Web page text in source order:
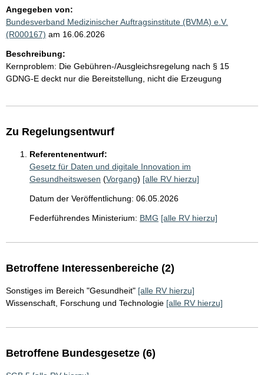
Angegeben von:
Bundesverband Medizinischer Auftragsinstitute (BVMA) e.V.
(R000167) am 16.06.2026
Beschreibung:
Kernproblem: Die Gebühren-/Ausgleichsregelung nach § 15
GDNG-E deckt nur die Bereitstellung, nicht die Erzeugung
Zu Regelungsentwurf
Referentenentwurf:
Gesetz für Daten und digitale Innovation im
Gesundheitswesen (Vorgang) [alle RV hierzu]
Datum der Veröffentlichung: 06.05.2026
Federführendes Ministerium: BMG [alle RV hierzu]
Betroffene Interessenbereiche (2)
Sonstiges im Bereich "Gesundheit" [alle RV hierzu]
Wissenschaft, Forschung und Technologie [alle RV hierzu]
Betroffene Bundesgesetze (6)